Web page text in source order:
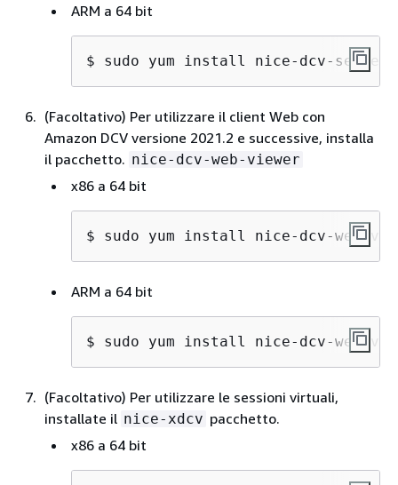
ARM a 64 bit
$ sudo yum install nice-dcv-server-
(Facoltativo) Per utilizzare il client Web con
Amazon DCV versione 2021.2 e successive, installa
il pacchetto. nice-dcv-web-viewer
x86 a 64 bit
$ sudo yum install nice-dcv-web-
ARM a 64 bit
$ sudo yum install nice-dcv-web-
(Facoltativo) Per utilizzare le sessioni virtuali,
installate il nice-xdcv pacchetto.
x86 a 64 bit